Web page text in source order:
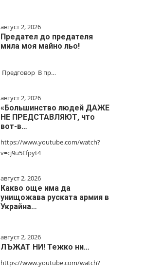
август 2, 2026
Предател до предателя
мила моя майно льо!
Предговор В пр…
август 2, 2026
«Большинство людей ДАЖЕ
НЕ ПРЕДСТАВЛЯЮТ, что
вот-в…
https://www.youtube.com/watch?
v=cj9u5Efpyt4
август 2, 2026
Какво още има да
унищожава руската армия в
Украйна…
август 2, 2026
ЛЪЖАТ НИ! Тежко ни…
https://www.youtube.com/watch?